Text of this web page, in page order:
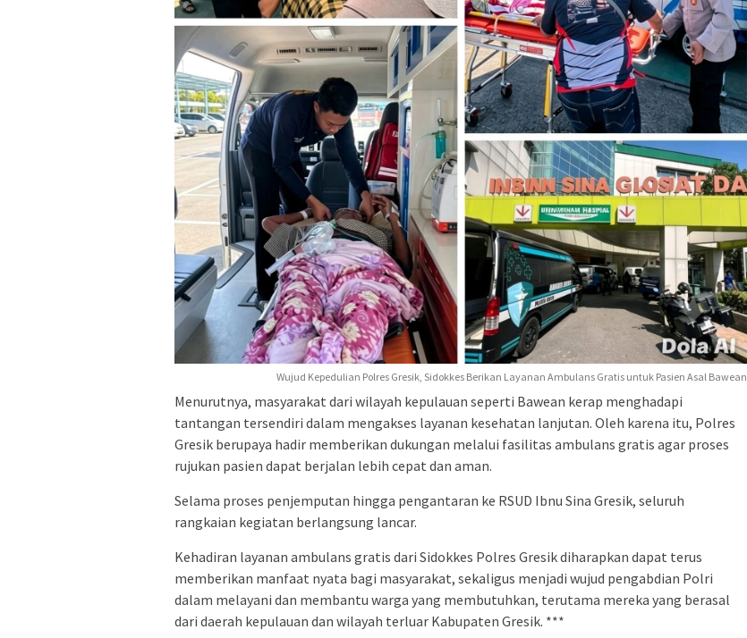
Wujud Kepedulian Polres Gresik, Sidokkes Berikan Layanan Ambulans Gratis untuk Pasien Asal Bawean
Menurutnya, masyarakat dari wilayah kepulauan seperti Bawean kerap menghadapi
tantangan tersendiri dalam mengakses layanan kesehatan lanjutan. Oleh karena itu, Polres
Gresik berupaya hadir memberikan dukungan melalui fasilitas ambulans gratis agar proses
rujukan pasien dapat berjalan lebih cepat dan aman.
Selama proses penjemputan hingga pengantaran ke RSUD Ibnu Sina Gresik, seluruh
rangkaian kegiatan berlangsung lancar.
Kehadiran layanan ambulans gratis dari Sidokkes Polres Gresik diharapkan dapat terus
memberikan manfaat nyata bagi masyarakat, sekaligus menjadi wujud pengabdian Polri
dalam melayani dan membantu warga yang membutuhkan, terutama mereka yang berasal
dari daerah kepulauan dan wilayah terluar Kabupaten Gresik. ***